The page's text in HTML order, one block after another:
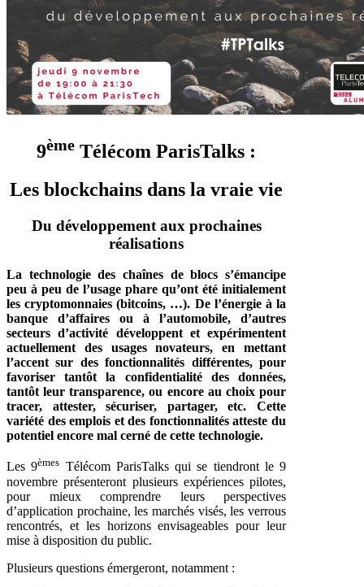
9ème Télécom ParisTalks :
Les blockchains dans la vraie vie
Du développement aux prochaines
réalisations
La technologie des chaînes de blocs s’émancipe
peu à peu de l’usage phare qu’ont été initialement
les cryptomonnaies (bitcoins, …). De l’énergie à la
banque d’affaires ou à l’automobile, d’autres
secteurs d’activité développent et expérimentent
actuellement des usages novateurs, en mettant
l’accent sur des fonctionnalités différentes, pour
favoriser tantôt la confidentialité des données,
tantôt leur transparence, ou encore au choix pour
tracer, attester, sécuriser, partager, etc. Cette
variété des emplois et des fonctionnalités atteste du
potentiel encore mal cerné de cette technologie.
Les 9èmes Télécom ParisTalks qui se tiendront le 9
novembre présenteront plusieurs expériences pilotes,
pour mieux comprendre leurs perspectives
d’application prochaine, les marchés visés, les verrous
rencontrés, et les horizons envisageables pour leur
mise à disposition du public.
Plusieurs questions émergeront, notamment :